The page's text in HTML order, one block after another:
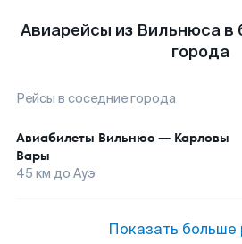
Авиарейсы из Вильнюса в
города
Рейсы в соседние города
Авиабилеты Вильнюс — Карловы
Вары
45 км до Ауэ
Показать больше